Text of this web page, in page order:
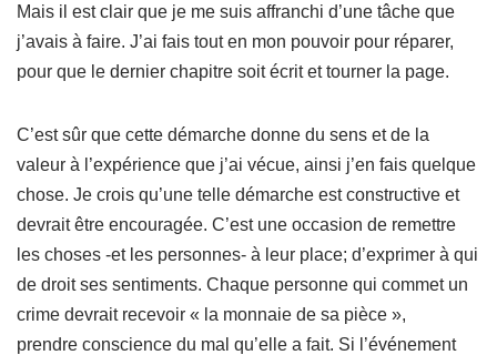
Mais il est clair que je me suis affranchi d’une tâche que
j’avais à faire. J’ai fais tout en mon pouvoir pour réparer,
pour que le dernier chapitre soit écrit et tourner la page.
C’est sûr que cette démarche donne du sens et de la
valeur à l’expérience que j’ai vécue, ainsi j’en fais quelque
chose. Je crois qu’une telle démarche est constructive et
devrait être encouragée. C’est une occasion de remettre
les choses -et les personnes- à leur place; d’exprimer à qui
de droit ses sentiments. Chaque personne qui commet un
crime devrait recevoir « la monnaie de sa pièce »,
prendre conscience du mal qu’elle a fait. Si l’événement